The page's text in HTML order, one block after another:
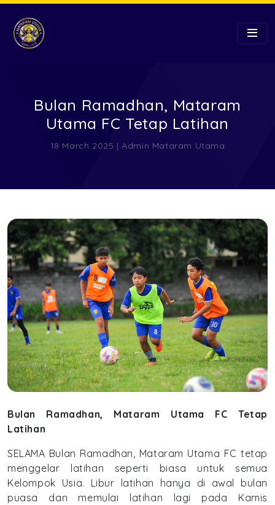
Bulan Ramadhan, Mataram
Utama FC Tetap Latihan
18 March 2025 | Admin Mataram Utama
Bulan Ramadhan, Mataram Utama FC Tetap
Latihan
SELAMA Bulan Ramadhan, Mataram Utama FC tetap
menggelar latihan seperti biasa untuk semua
Kelompok Usia. Libur latihan hanya di awal bulan
puasa dan memulai latihan lagi pada Kamis